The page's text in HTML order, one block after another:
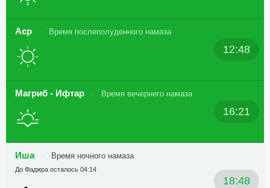
Аср Время послеполуденного намаза
12:48
Магриб - Ифтар Время вечернего намаза
16:21
Иша Время ночного намаза
18:48
До Фаджра осталось 04:14